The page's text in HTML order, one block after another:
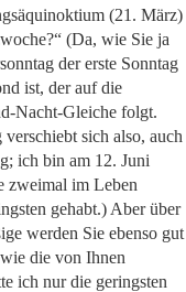
(21. März)
(Da, wie Sie ja
der erste Sonntag
ist, der auf die
Nacht-Gleiche folgt.
sich also, auch
ich bin am 12. Juni
zweimal im Leben
gehabt.) Aber über
werden Sie ebenso gut
die von Ihnen
ich nur die geringsten